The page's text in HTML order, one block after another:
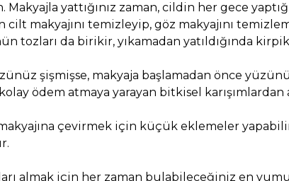
Makyajla yattığınız zaman, cildin her gece
cilt makyajını temizleyip, göz makyajını
tozları da birikir, yıkamadan yatıldığında
şişmişse, makyaja başlamadan önce
ödem atmaya yarayan bitkisel karışımlardan
makyajına çevirmek için küçük eklemeler
almak için her zaman bulabileceğiniz en